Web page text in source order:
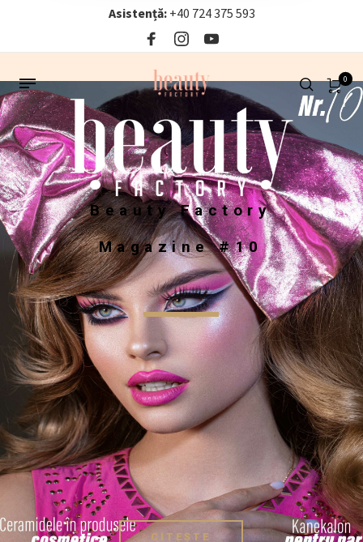
Asistență: +40 724 375 593‬
0
Beauty Factory
Magazine #10
CITEȘTE